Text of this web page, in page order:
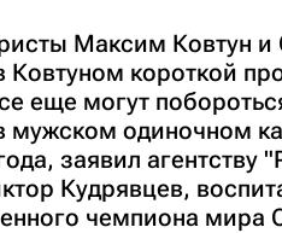
Максим Ковтун и
Ковтуном короткой
еще могут
мужском одиночном
заявил агентству
Кудрявцев,
чемпиона мира